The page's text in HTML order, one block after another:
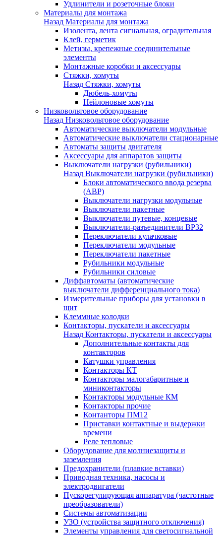
Удлинители и розеточные блоки
Материалы для монтажа
Назад Материалы для монтажа
Изолента, лента сигнальная, оградительная
Клей, герметик
Метизы, крепежные соединительные
элементы
Монтажные коробки и аксессуары
Стяжки, хомуты
Назад Стяжки, хомуты
Дюбель-хомуты
Нейлоновые хомуты
Низковольтовое оборудование
Назад Низковольтовое оборудование
Автоматические выключатели модульные
Автоматические выключатели стационарные
Автоматы защиты двигателя
Аксессуары для аппаратов защиты
Выключатели нагрузки (рубильники)
Назад Выключатели нагрузки (рубильники)
Блоки автоматического ввода резерва
(АВР)
Выключатели нагрузки модульные
Выключатели пакетные
Выключатели путевые, концевые
Выключатели-разъединители ВР32
Переключатели кулачковые
Переключатели модульные
Переключатели пакетные
Рубильники модульные
Рубильники силовые
Диффавтоматы (автоматические
выключатели дифференциального тока)
Измерительные приборы для установки в
щит
Клеммные колодки
Контакторы, пускатели и аксессуары
Назад Контакторы, пускатели и аксессуары
Дополнительные контакты для
контакторов
Катушки управления
Контакторы КТ
Контакторы малогабаритные и
миниконтакторы
Контакторы модульные КМ
Контакторы прочие
Контанторы ПМ12
Приставки контактные и выдержки
времени
Реле тепловые
Оборудование для молниезащиты и
заземления
Предохранители (плавкие вставки)
Приводная техника, насосы и
электродвигатели
Пускорегулирующая аппаратура (частотные
преобразователи)
Системы автоматизации
УЗО (устройства защитного отключения)
Элементы управления для светосигнальной